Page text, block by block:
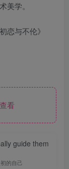
美学。
恋与不伦》
看
guide them
的自己